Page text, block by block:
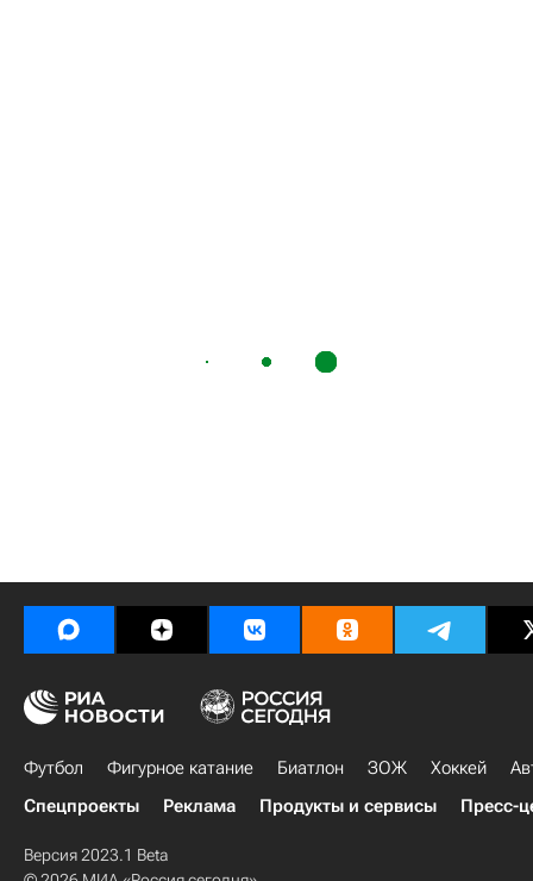
Футбол Фигурное катание Биатлон ЗОЖ Хоккей
Спецпроекты
Реклама Продукты и сервисы Пресс-
Версия 2023.1 Beta